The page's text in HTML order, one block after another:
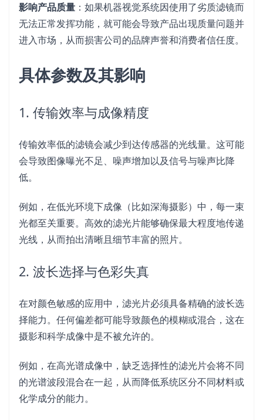
影响产品质量 ：如果机器视觉系统因使用了劣质滤镜而
无法正常发挥功能，就可能会导致产品出现质量问题并
进入市场，从而损害公司的品牌声誉和消费者信任度。
具体参数及其影响
1. 传输效率与成像精度
传输效率低的滤镜会减少到达传感器的光线量。这可能
会导致图像曝光不足、噪声增加以及信号与噪声比降
低。
例如，在低光环境下成像（比如深海摄影）中，每一束
光都至关重要。高效的滤光片能够确保最大程度地传递
光线，从而拍出清晰且细节丰富的照片。
2. 波长选择与色彩失真
在对颜色敏感的应用中，滤光片必须具备精确的波长选
择能力。任何偏差都可能导致颜色的模糊或混合，这在
摄影和科学成像中是不被允许的。
例如，在高光谱成像中，缺乏选择性的滤光片会将不同
的光谱波段混合在一起，从而降低系统区分不同材料或
化学成分的能力。